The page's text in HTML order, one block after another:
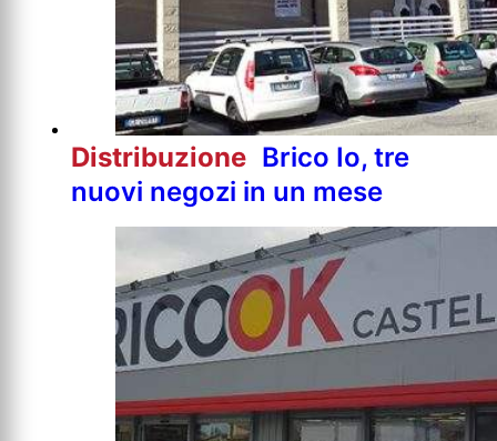
Distribuzione Brico Io, tre
nuovi negozi in un mese